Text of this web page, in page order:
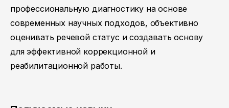
профессиональную диагностику на основе
современных научных подходов, объективно
оценивать речевой статус и создавать основу
для эффективной коррекционной и
реабилитационной работы.